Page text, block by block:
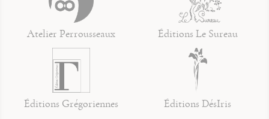
Atelier Perrousseaux Éditions Le Sureau
Éditions Grégoriennes Éditions DésIris